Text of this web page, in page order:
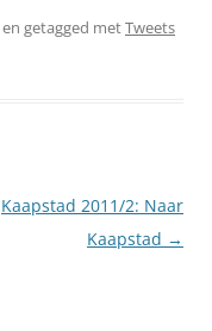
en getagged metTweets
Kaapstad 2011/2: Naar
Kaapstad →